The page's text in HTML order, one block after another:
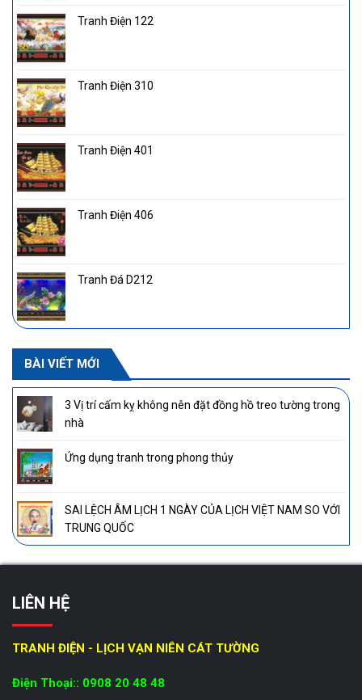
Tranh Điện 122
Tranh Điện 310
Tranh Điện 401
Tranh Điện 406
Tranh Đá D212
BÀI VIẾT MỚI
3 Vị trí cấm kỵ không nên đặt đồng hồ treo tường trong
nhà
Ứng dụng tranh trong phong thủy
SAI LỆCH ÂM LỊCH 1 NGÀY CỦA LỊCH VIỆT NAM SO VỚI
TRUNG QUỐC
LIÊN HỆ
TRANH ĐIỆN - LỊCH VẠN NIÊN CÁT TƯỜNG
Điện Thoại:: 0908 20 48 48